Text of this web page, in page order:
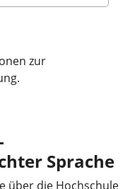
zur
Sprache
über die Hochschule